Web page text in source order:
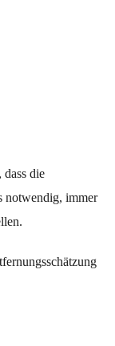
die
notwendig, immer